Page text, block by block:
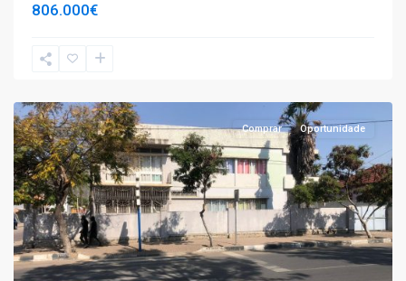
806.000€
T3+1
Comprar Oportunidade